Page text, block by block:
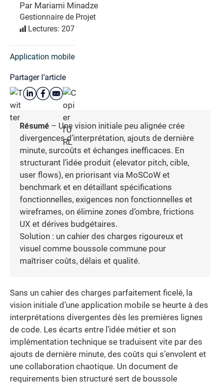
Par Mariami Minadze
Gestionnaire de Projet
Lectures: 207
Application mobile
Partager l’article
Résumé – Une vision initiale peu alignée crée
divergences d’interprétation, ajouts de dernière
minute, surcoûts et échanges inefficaces. En
structurant l’idée produit (elevator pitch, cible,
user flows), en priorisant via MoSCoW et
benchmark et en détaillant spécifications
fonctionnelles, exigences non fonctionnelles et
wireframes, on élimine zones d’ombre, frictions
UX et dérives budgétaires.
Solution : un cahier des charges rigoureux et
visuel comme boussole commune pour
maîtriser coûts, délais et qualité.
Sans un cahier des charges parfaitement ficelé, la
vision initiale d’une application mobile se heurte à des
interprétations divergentes dès les premières lignes
de code. Les écarts entre l’idée métier et son
implémentation technique se traduisent vite par des
ajouts de dernière minute, des coûts qui s’envolent et
une collaboration chaotique. Un document de
requirements bien structuré sert de boussole